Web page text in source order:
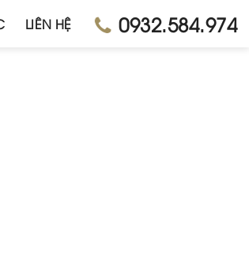
LIÊN HỆ 0932.584.974